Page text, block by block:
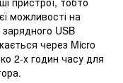
можливості на
USB
через Micro
2-х годин часу для